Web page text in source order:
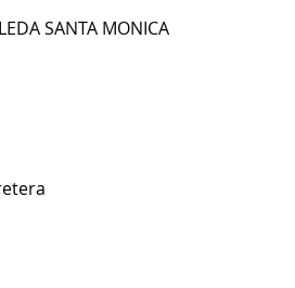
SANTA MONICA